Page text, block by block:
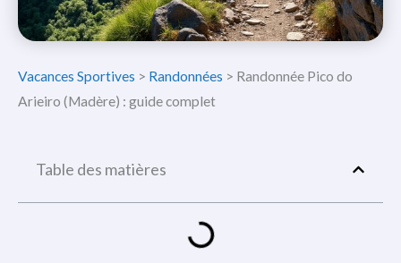
Vacances Sportives > Randonnées > Randonnée Pico do
Arieiro (Madère) : guide complet
Table des matières